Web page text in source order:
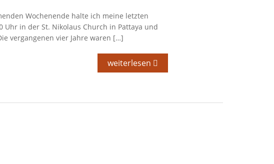
Wochenende halte ich meine letzten
Uhr in der St. Nikolaus Church in Pattaya und
vergangenen vier Jahre waren […]
weiterlesen